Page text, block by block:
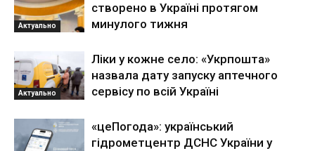
Актуально
створено в Україні протягом
минулого тижня
Актуально
Ліки у кожне село: «Укрпошта»
назвала дату запуску аптечного
сервісу по всій Україні
«цеПогода»: український
гідрометцентр ДСНС України у